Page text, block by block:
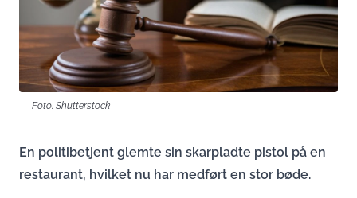
Foto: Shutterstock
En politibetjent glemte sin skarpladte pistol på en
restaurant, hvilket nu har medført en stor bøde.